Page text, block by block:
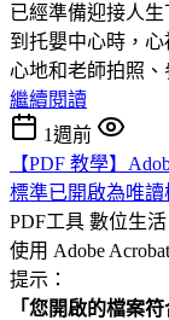
已經準備迎接人
到托嬰中心時，
心地和老師拍照、
繼續閱讀
1週前
【PDF 教學】
標準已開啟為唯讀
PDF工具 數位生活
使用 Adobe
提示：
「您開啟的檔案